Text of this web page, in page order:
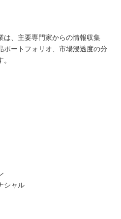
は、主要専門家からの情報収集
ポートフォリオ、市場浸透度の分
シャル